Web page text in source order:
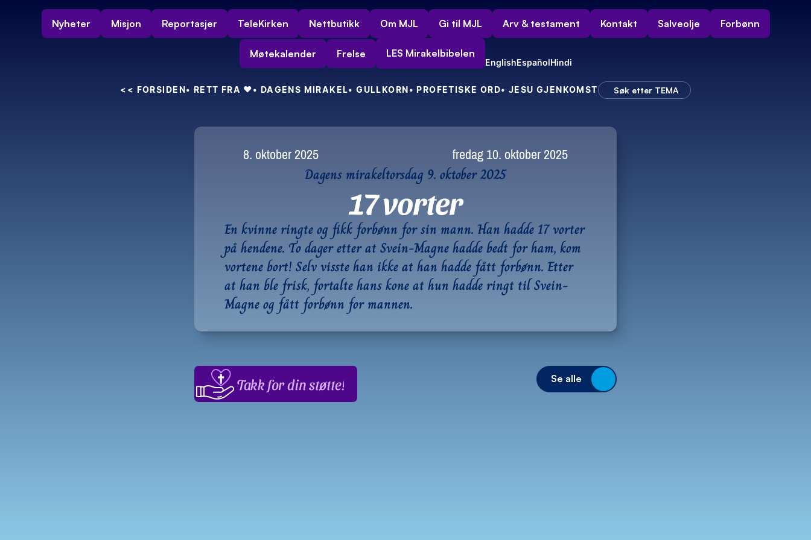
Nyheter Misjon Reportasjer TeleKirken Nettbutikk Om MJL Gi til MJL Arv & testament Kontakt Salveolje Forbønn
Møtekalender Frelse LES Mirakelbibelen
EnglishEspañolHindi
<< FORSIDEN• RETT FRA ❤️• DAGENS MIRAKEL• GULLKORN• PROFETISKE ORD• JESU GJENKOMST Søk etter TEMA
8. oktober 2025 fredag 10. oktober 2025
Dagens mirakeltorsdag 9. oktober 2025
17 vorter Illustrasjonsbilde
En kvinne ringte og fikk forbønn for sin mann. Han hadde 17 vorter
på hendene. To dager etter at Svein-Magne hadde bedt for ham, kom
vortene bort! Selv visste han ikke at han hadde fått forbønn. Etter
at han ble frisk, fortalte hans kone at hun hadde ringt til Svein-
Magne og fått forbønn for mannen.
Takk for din støtte! Se alle